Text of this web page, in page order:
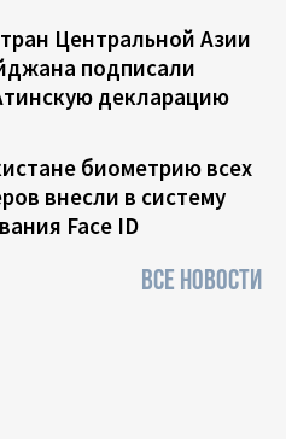
Центральной Азии
подписали
декларацию
биометрию всех
внесли в систему
Face ID
ВСЕ НОВОСТИ